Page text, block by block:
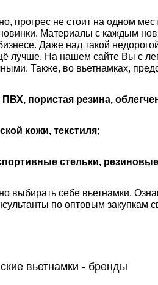
прогрес не стоит на одном
Материалы с каждым
Даже над такой
лучше. На нашем сайте Вы с
Также, во вьетнамках,
пористая резина,
кожи, текстиля;
стельки,
выбирать себе вьетнамки.
по оптовым закупкам
вьетнамки - бренды